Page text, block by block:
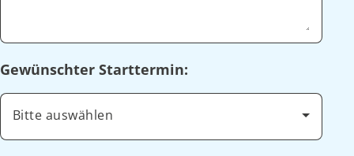
Gewünschter Starttermin:
Bitte auswählen